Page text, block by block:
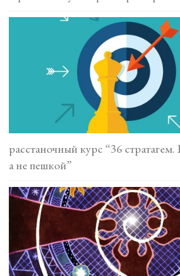
расстаночный курс “36
а не пешкой”